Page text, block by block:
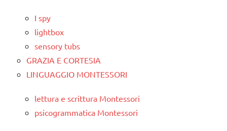
I spy
lightbox
sensory tubs
GRAZIA E CORTESIA
LINGUAGGIO MONTESSORI
lettura e scrittura Montessori
psicogrammatica Montessori